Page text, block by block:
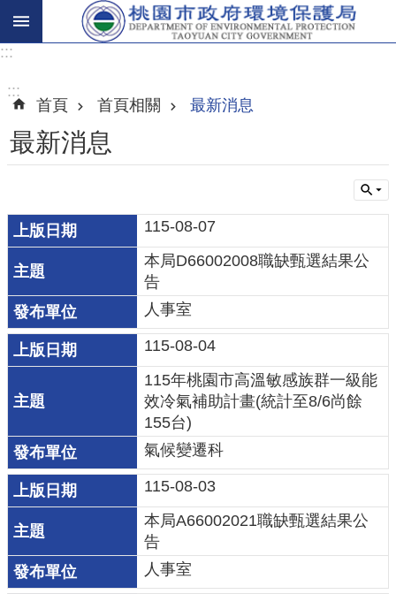
搜
尋
關
於
我
環
保
主
題
環
境
品
質
便
民
服
:::
:::
首頁
首頁相關 最新消息
最新消息
115-08-07
本局D66002008職缺甄選結果公
告
人事室
115-08-04
115年桃園市高溫敏感族群一級能
效冷氣補助計畫(統計至8/6尚餘
155台)
氣候變遷科
115-08-03
本局A66002021職缺甄選結果公
告
人事室